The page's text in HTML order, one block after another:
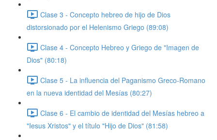
Clase 3 - Concepto hebreo de hijo de Dios
distorsionado por el Helenismo Griego (89:08)
Clase 4 - Concepto Hebreo y Griego de "Imagen de
Dios" (80:18)
Clase 5 - La influencia del Paganismo Greco-Romano
en la nueva identidad del Mesías (80:27)
Clase 6 - El cambio de identidad del Mesías hebreo a
"Iesus Xristos" y el título "Hijo de Dios" (81:58)